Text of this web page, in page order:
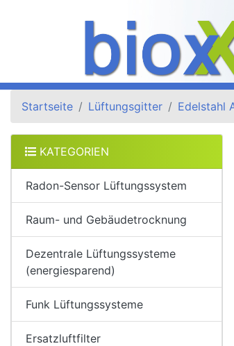
Startseite Lüftungsgitter Edelstahl
KATEGORIEN
Radon-Sensor Lüftungssystem
Raum- und Gebäudetrocknung
Dezentrale Lüftungssysteme
(energiesparend)
Funk Lüftungssysteme
Ersatzluftfilter